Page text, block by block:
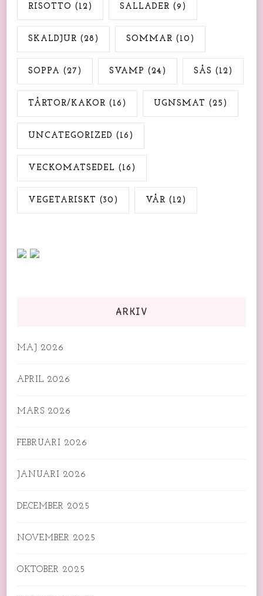
RISOTTO (12) SALLADER (9)
SKALDJUR (28) SOMMAR (10)
SOPPA (27) SVAMP (24) SÅS (12)
TÅRTOR/KAKOR (16) UGNSMAT (25)
UNCATEGORIZED (16)
VECKOMATSEDEL (16)
VEGETARISKT (30) VÅR (12)
ARKIV
MAJ 2026
APRIL 2026
MARS 2026
FEBRUARI 2026
JANUARI 2026
DECEMBER 2025
NOVEMBER 2025
OKTOBER 2025